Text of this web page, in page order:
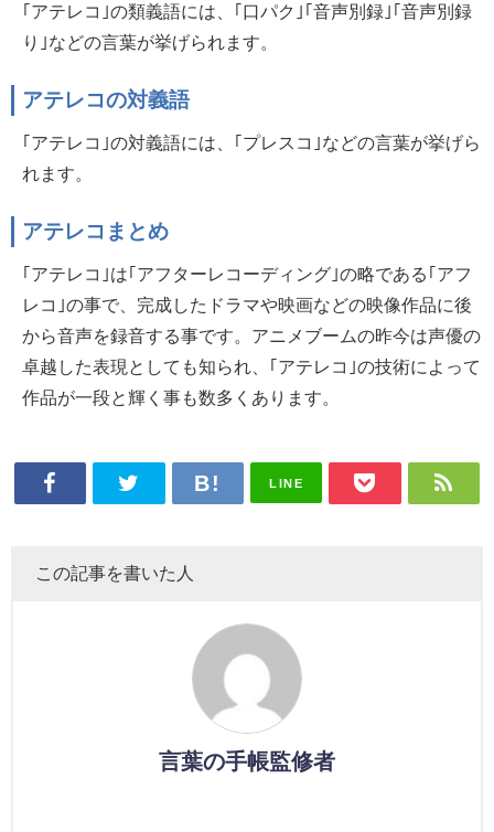
｢アテレコ｣の類義語には、｢口パク｣｢音声別録｣｢音声別録
り｣などの言葉が挙げられます。
アテレコの対義語
｢アテレコ｣の対義語には、｢プレスコ｣などの言葉が挙げら
れます。
アテレコまとめ
｢アテレコ｣は｢アフターレコーディング｣の略である｢アフ
レコ｣の事で、完成したドラマや映画などの映像作品に後
から音声を録音する事です。アニメブームの昨今は声優の
卓越した表現としても知られ、｢アテレコ｣の技術によって
作品が一段と輝く事も数多くあります。
LINE
この記事を書いた人
言葉の手帳監修者